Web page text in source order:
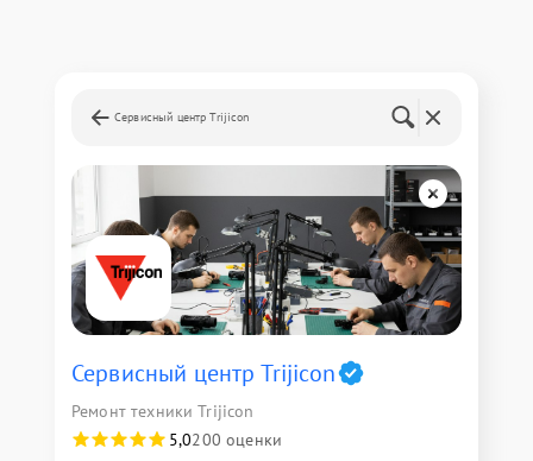
Сервисный центр Trijicon
Сервисный центр Trijicon
Ремонт техники Trijicon
5,0200 оценки